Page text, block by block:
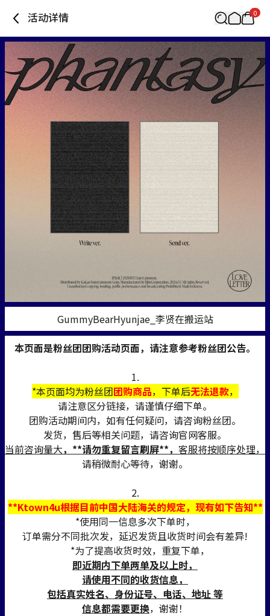
活动详情 0
GummyBearHyunjae_李贤在搬运站
本页面是粉丝团团购活动页面，请注意参考粉丝团公告。
1.
*本页面均为粉丝团团购商品，下单后无法退款，
请注意区分链接，请谨慎仔细下单。
团购活动期间内，如有任何疑问，请咨询粉丝团。
发货，售后等相关问题，请咨询官网客服。
当前咨询量大，**请勿重复留言刷屏**， 客服将按顺序处理，
请稍微耐心等待，谢谢。
2.
**Ktown4u根据目前中国大陆海关的规定，现有如下告知**
*使用同一信息多次下单时，
订单需分不同批次发，延迟发货且收货时间会有差异!
*为了提高收货时效，重复下单，
即近期内下单两单及以上时，
请使用不同的收货信息，
包括真实姓名、身份证号、电话、地址 等
信息都需要更换，谢谢！